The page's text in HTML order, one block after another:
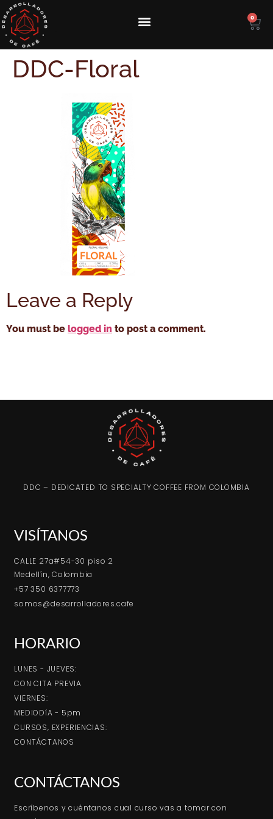
0
DDC-Floral
Leave a Reply
You must be logged in to post a comment.
DDC – DEDICATED TO SPECIALTY COFFEE FROM COLOMBIA
VISÍTANOS
CALLE 27a#54-30 piso 2
Medellín, Colombia
+57 350 6377773
somos@desarrolladores.cafe
HORARIO
LUNES - JUEVES:
CON CITA PREVIA
VIERNES:
MEDIODíA - 5pm
CURSOS, EXPERIENCIAS:
CONTÁCTANOS
CONTÁCTANOS
Escríbenos y cuéntanos cual curso vas a tomar con